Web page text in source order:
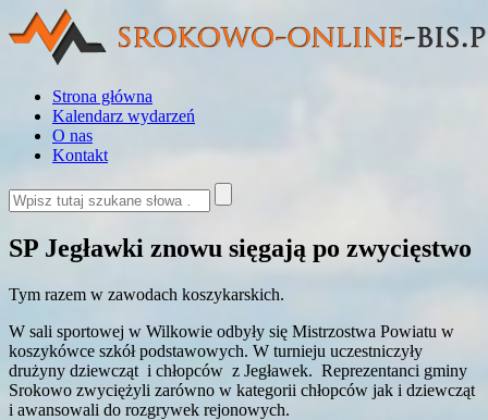
Strona główna
Kalendarz wydarzeń
O nas
Kontakt
SP Jegławki znowu sięgają po zwycięstwo
Tym razem w zawodach koszykarskich.
W sali sportowej w Wilkowie odbyły się Mistrzostwa Powiatu w
koszykówce szkół podstawowych. W turnieju uczestniczyły
drużyny dziewcząt i chłopców z Jegławek. Reprezentanci gminy
Srokowo zwyciężyli zarówno w kategorii chłopców jak i dziewcząt
i awansowali do rozgrywek rejonowych.